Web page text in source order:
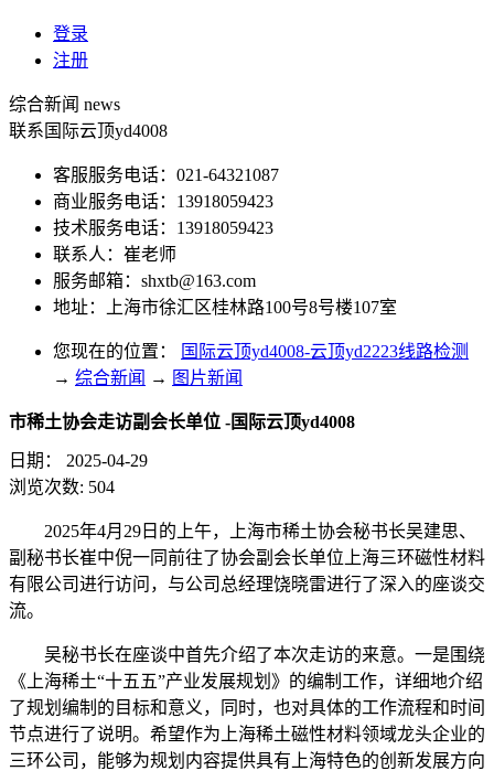
登录
注册
综合新闻 news
联系国际云顶yd4008
客服服务电话：021-64321087
商业服务电话：13918059423
技术服务电话：13918059423
联系人：崔老师
服务邮箱： shxtb@163.com
地址：上海市徐汇区桂林路100号8号楼107室
您现在的位置：
国际云顶yd4008-云顶yd2223线路检测
→ 综合新闻 → 图片新闻
市稀土协会走访副会长单位 -国际云顶yd4008
日期：
2025-04-29
浏览次数: 504
2025年4月29日的上午，上海市稀土协会秘书长吴建思、
副秘书长崔中倪一同前往了协会副会长单位上海三环磁性材料
有限公司进行访问，与公司总经理饶晓雷进行了深入的座谈交
流。
吴秘书长在座谈中首先介绍了本次走访的来意。一是围绕
《上海稀土“十五五”产业发展规划》的编制工作，详细地介绍
了规划编制的目标和意义，同时，也对具体的工作流程和时间
节点进行了说明。希望作为上海稀土磁性材料领域龙头企业的
三环公司，能够为规划内容提供具有上海特色的创新发展方向